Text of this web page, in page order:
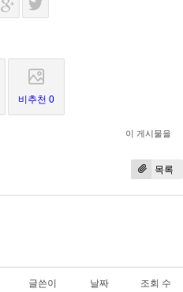
비추천 0
이 게시물을
목록
글쓴이 날짜 조회 수